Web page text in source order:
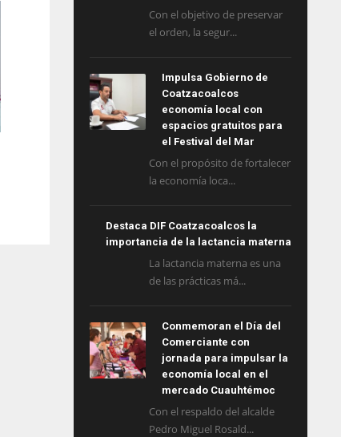
Con el objetivo de preservar
el orden, la segur...
Impulsa Gobierno de
Coatzacoalcos
economía local con
espacios gratuitos para
el Festival del Mar
Con el propósito de fortalecer
la economía loca...
Destaca DIF Coatzacoalcos la
importancia de la lactancia materna
La lactancia materna es una
de las prácticas má...
Conmemoran el Día del
Comerciante con
jornada para impulsar la
economía local en el
mercado Cuauhtémoc
Con el respaldo del alcalde
Pedro Miguel Rosald...